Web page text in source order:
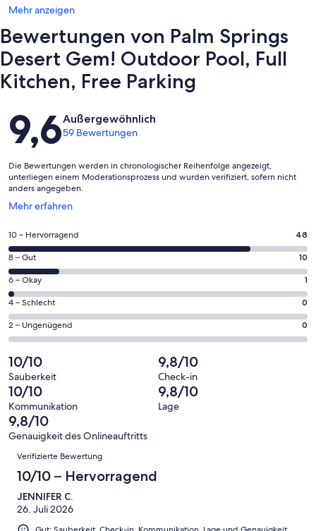
Mehr anzeigen
Bewertungen von Palm Springs
Desert Gem! Outdoor Pool, Full
Kitchen, Free Parking
Bewertungen
9,6Außergewöhnlich
59 Bewertungen
Die Bewertungen werden in chronologischer Reihenfolge angezeigt,
unterliegen einem Moderationsprozess und wurden verifiziert, sofern nicht
anders angegeben.
Mehr erfahren
Wird
einem
neuen
Fenster
geöffnet
48
von
insgesamt
59
Gästebewertungen
haben
eine
Bewertung
von
10
-
Hervorragend
10 – Hervorragend 48
10
von
insgesamt
59
Gästebewertungen
haben
Bewertung
von
8
-
Gut
8 – Gut 10
1
von
insgesamt
59
Gästebewertungen
haben
eine
Bewertung
von
6
-
Okay
6 – Okay 1
0
von
insgesamt
Gästebewertungen
haben
eine
Bewertung
von
4
4 – Schlecht 0
0
von
insgesamt
59
Gästebewertungen
haben
eine
Bewertung
2 – Ungenügend 0
10/10
Sauberkeit
9,8/10
Check-in
10/10
Kommunikation
9,8/10
Lage
9,8/10
Genauigkeit des Onlineauftritts
Bewertungen
Verifizierte Bewertung
10/10 – Hervorragend
JENNIFER C.
26. Juli 2026